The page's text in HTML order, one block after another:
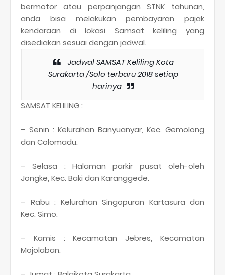
bermotor atau perpanjangan STNK tahunan,
anda bisa melakukan pembayaran pajak
kendaraan di lokasi Samsat keliling yang
disediakan sesuai dengan jadwal.
Jadwal SAMSAT Keliling Kota
Surakarta /Solo terbaru 2018 setiap
harinya
SAMSAT KELILING :
– Senin : Kelurahan Banyuanyar, Kec. Gemolong
dan Colomadu.
– Selasa : Halaman parkir pusat oleh-oleh
Jongke, Kec. Baki dan Karanggede.
– Rabu : Kelurahan Singopuran Kartasura dan
Kec. Simo.
– Kamis : Kecamatan Jebres, Kecamatan
Mojolaban.